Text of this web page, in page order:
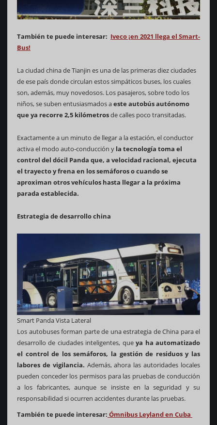
También te puede interesar: Iveco ¡en 2021 llega el Smart-
Bus!
La ciudad china de Tianjin es una de las primeras diez ciudades
de ese país donde circulan estos simpáticos buses, los cuales
son, además, muy novedosos. Los pasajeros, sobre todo los
niños, se suben entusiasmados aeste autobús autónomo
que ya recorre 2,5 kilómetrosde calles poco transitadas.
Exactamente a un minuto de llegar a la estación, el conductor
activa el modo auto-conducción y la tecnología toma el
control del dócil Panda que, a velocidad racional, ejecuta
el trayecto y frena en los semáforos o cuando se
aproximan otros vehículos hasta llegar a la próxima
parada establecida.
Estrategia de desarrollo china
Smart Panda Vista Lateral
Los autobuses forman parte de una estrategia de China para el
desarrollo de ciudades inteligentes, queya ha automatizado
el control de los semáforos, la gestión de residuos y las
labores de vigilancia. Además, ahora las autoridades locales
pueden conceder los permisos para las pruebas de conducción
a los fabricantes, aunque se insiste en la seguridad y su
responsabilidad si ocurren accidentes durante las pruebas.
También te puede interesar: Ómnibus Leyland en Cuba